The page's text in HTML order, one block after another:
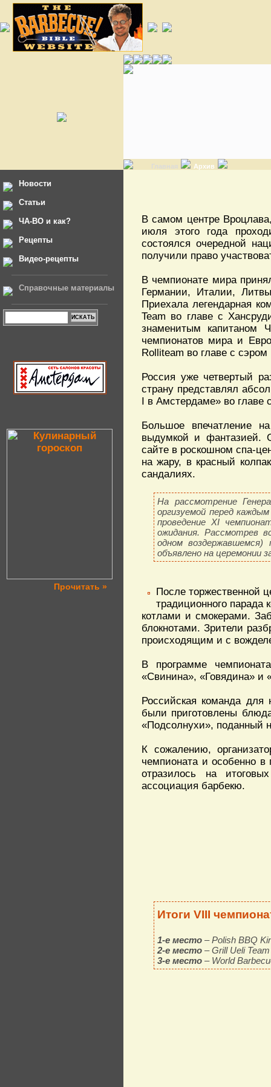
Главная Архив
Новости
Статьи
ЧА-ВО и как?
Рецепты
Видео-рецепты
Справочные материалы
Прочитать »
В самом центре
июля этого года
состоялся очередной
получили право
В чемпионате мира
Германии, Италии,
Приехала легендарная
Team во главе с
знаменитым капитаном
чемпионатов мира и
Rolliteam во главе с
Россия уже четвертый
страну представлял
I в Амстердаме» во
Большое впечатление
выдумкой и фантазией.
сайте в роскошном спа-
на жару, в красный
сандалиях.
На рассмотрение
оргизуемой перед
проведение XI
ожидания. Рассмотрев
одном
объявлено на церемонии
После торжественной
традиционного парада
котлами и смокерами.
блокнотами. Зрители
происходящим и с
В программе
«Свинина», «Говядина» и
Российская команда
были приготовлены
«Подсолнухи», поданный
К сожалению,
чемпионата и особенно в
отразилось на
ассоциация барбекю.
Итоги VIII
1-е место – Polish BBQ
2-е место – Grill Ueli
3-е место – World